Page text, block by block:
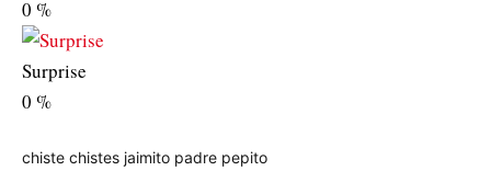
0 %
Surprise
0 %
chiste chistes jaimito padre pepito